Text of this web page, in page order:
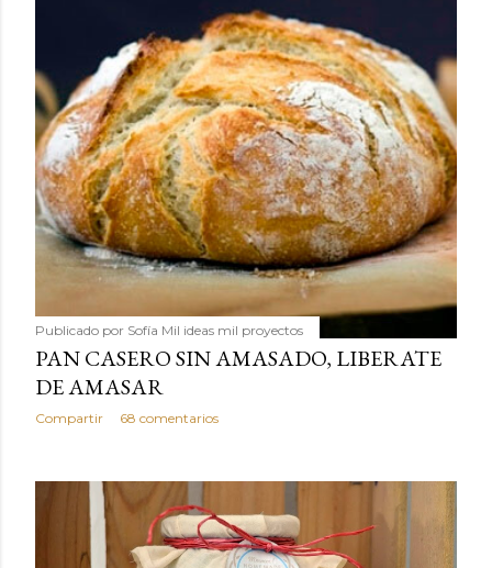
Publicado por Sofía Mil ideas mil proyectos
PAN CASERO SIN AMASADO, LIBERATE
DE AMASAR
Compartir 68 comentarios